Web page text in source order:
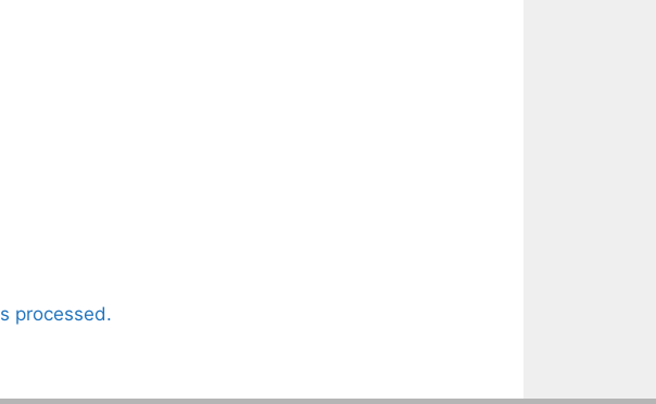
processed.